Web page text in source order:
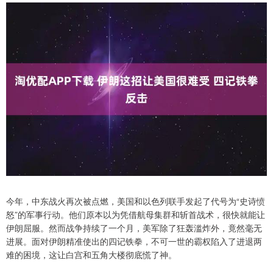
今年，中东战火再次被点燃，美国和以色列联手发起了代号为“史诗愤
怒”的军事行动。他们原本以为凭借航母集群和斩首战术，很快就能让
伊朗屈服。然而战争持续了一个月，美军除了狂轰滥炸外，竟然毫无
进展。面对伊朗精准使出的四记铁拳，不可一世的霸权陷入了进退两
难的困境，这让白宫和五角大楼彻底慌了神。